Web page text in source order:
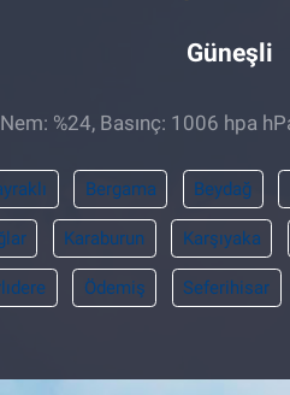
Güneşli
Nem: %24, Basınç: 1006 hpa
Bergama Beydağ
Karaburun Karşıyaka
Ödemiş Seferihisar